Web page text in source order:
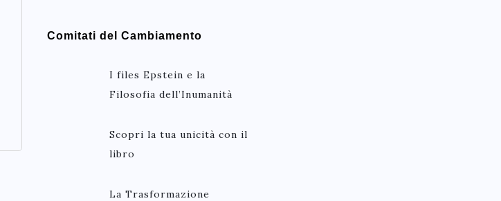
Comitati del Cambiamento
I files Epstein e la
Filosofia dell’Inumanità
Scopri la tua unicità con il
libro
La Trasformazione